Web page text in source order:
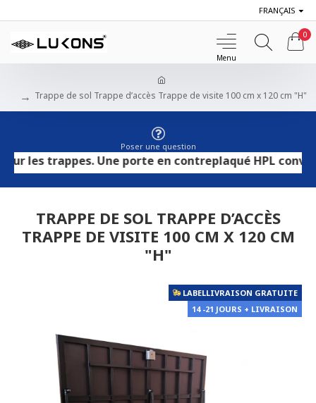
FRANÇAIS
0
Trappe de sol Trappe d’accès Trappe de visite 100 cm x 120 cm "H"
Poser une question
Une porte en contreplaqué HPL convient
TRAPPE DE SOL TRAPPE D’ACCÈS
TRAPPE DE VISITE 100 CM X 120 CM
"H"
LABELLIVRAISON GRATUITE
14 -21 JOURS + LIVRAISON